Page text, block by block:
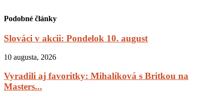
Podobné články
Slováci v akcii: Pondelok 10. august
10 augusta, 2026
Vyradili aj favoritky: Mihalíková s Britkou na
Masters...